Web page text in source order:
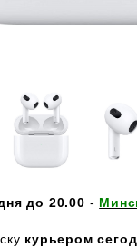
до 20.00 -
курьером